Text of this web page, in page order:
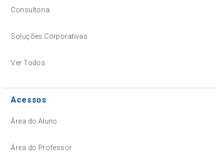
Consultoria
Soluções Corporativas
Ver Todos
Acessos
Área do Aluno
Área do Professor